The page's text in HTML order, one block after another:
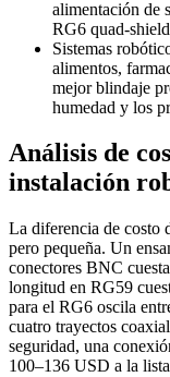
alimentación de
RG6 quad-shield
Sistemas
alimentos,
mejor blindaje
humedad y los
Análisis de
instalación
La diferencia de costo
pero pequeña. Un
conectores BNC
longitud en RG59
para el RG6 oscila
cuatro trayectos
seguridad, una
100–136 USD a la